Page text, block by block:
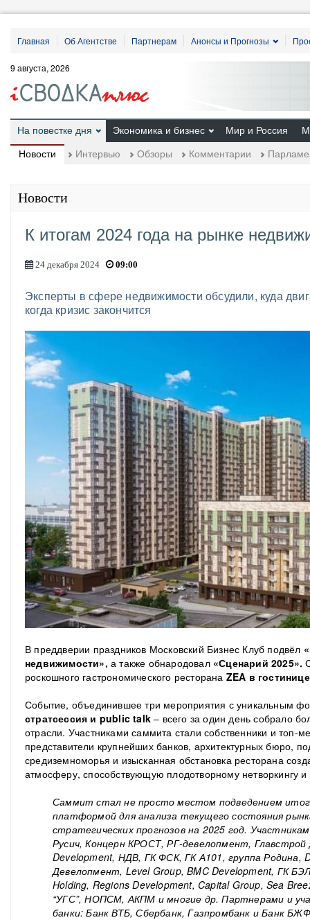
Главная Об Агентстве Партнерам Анонсы и Прогнозы
9 августа, 2026
На повестке дня
Новости Интервью Обзоры Комментарии
Экономика и бизнес Мир и Россия
Новости
К итогам 2024 года на рынке
24 декабря 2024 09:00
Эксперты в сфере недвижимости обсудили, куда
когда кризис закончится
В преддверии праздников Московский Бизнес Клуб подвёл
недвижимости», а также обнародовал«Сценарий 2025».
роскошного гастрономического ресторана ZEA в
Событие, объединившее три мероприятия с уникальным
стратсессия и public talk– всего за один день собрало
отрасли. Участниками саммита стали собственники и топ-
представители крупнейших банков, архитектурных бюро,
средиземноморья и изысканная обстановка ресторана
атмосферу, способствующую плодотворному нетворкингу
Саммит стал не просто местом подведением
платформой для анализа текущего состояния
стратегических прогнозов на 2025 год.
Русич, Концерн КРОСТ, РГ-девелопмент,
Development, НДВ, ГК ФСК, ГК А101, группа Родина,
Девелопмент, Level Group, BMC Development, ГК
Holding, Regions Development, Capital Group, Sea
“УГС”, НОПСМ, АКПМ и многие др. Партнерами и
банки: Банк ВТБ, Сбербанк, Газпромбанк и Банк